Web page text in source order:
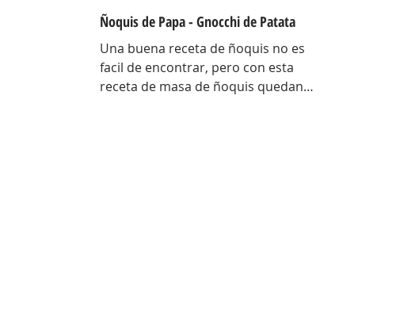
Ñoquis de Papa - Gnocchi de Patata
Una buena receta de ñoquis no es
facil de encontrar, pero con esta
receta de masa de ñoquis quedan